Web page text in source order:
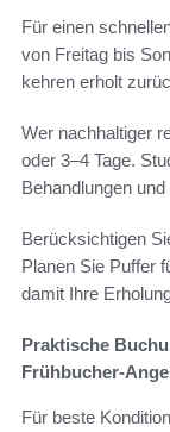
Für einen
von Freitag bis
kehren erholt
Wer nachhaltiger
oder 3–4 Tage.
Behandlungen
Berücksichtigen
Planen Sie Puffer
damit Ihre
Praktische
Frühbucher-
Für beste